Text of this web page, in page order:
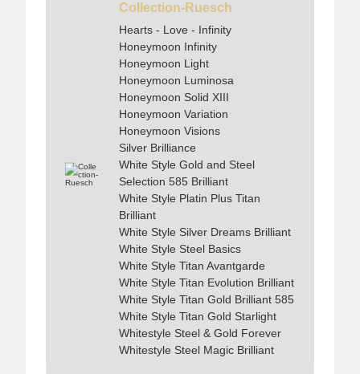
Collection-Ruesch
Hearts - Love - Infinity
Honeymoon Infinity
Honeymoon Light
Honeymoon Luminosa
Honeymoon Solid XIII
Honeymoon Variation
Honeymoon Visions
Silver Brilliance
White Style Gold and Steel
Selection 585 Brilliant
White Style Platin Plus Titan
Brilliant
White Style Silver Dreams Brilliant
White Style Steel Basics
White Style Titan Avantgarde
White Style Titan Evolution Brilliant
White Style Titan Gold Brilliant 585
White Style Titan Gold Starlight
Whitestyle Steel & Gold Forever
Whitestyle Steel Magic Brilliant